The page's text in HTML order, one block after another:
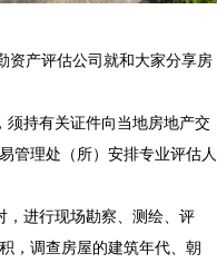
资产评估公司就和大家分享房
须持有关证件向当地房地产交
管理处（所）安排专业评估人
，进行现场勘察、测绘、评
，调查房屋的建筑年代、朝